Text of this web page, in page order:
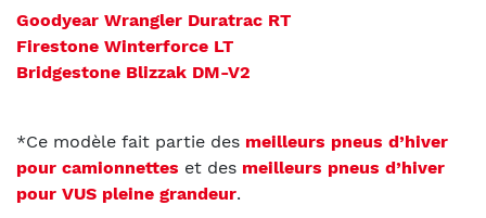
Goodyear Wrangler Duratrac RT
Firestone Winterforce LT
Bridgestone Blizzak DM-V2
*Ce modèle fait partie des meilleurs pneus d’hiver
pour camionnettes et des meilleurs pneus d’hiver
pour VUS pleine grandeur.